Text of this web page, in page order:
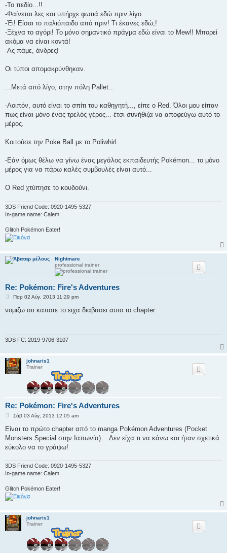
-Το πεδίο...!!
-Φαίνεται λες και υπήρχε φωτιά εδώ πριν λίγο...
-Έι! Είσαι το παλιόπαιδο από πριν! Τι έκανες εδώ;!
-Ξέχνα το αγόρι! Το μόνο σημαντικό πράγμα εδώ είναι το Mew!! Μπορεί
ακόμα να είναι κοντά!
-Ας πάμε, άνδρες!
Οι τύποι απομακρύνθηκαν.
...Μετά από λίγο, στην πόλη Pallet...
-Λοιπόν, αυτό είναι το σπίτι του καθηγητή..., είπε ο Red. Όλοι μου είπαν
πως είναι μόνο ένας τρελός γέρος... έτσι συνήθιζα να αποφεύγω αυτό το
μέρος.
Κοιτούσε την Poke Ball με το Poliwhirl.
-Εάν όμως θέλω να γίνω ένας μεγάλος εκπαιδευτής Pokémon... το μόνο
μέρος για να πάρω καλές συμβουλές είναι αυτό...
O Red χτύπησε το κουδούνι.
3DS Friend Code: 0920-1495-5327
In-game name: Calem
Glitch Pokémon Eater!
Nightmare
professional trainer
Re: Pokémon: Fire's Adventures
Δ
μ
ο
υ
Παρ 02 Αύγ, 2013 11:29 pm
νομιζω οτι καποτε το ειχα διαβασει αυτο το chapter
3DS FC: 2019-9706-3107
johnaris1
Trainer
Re: Pokémon: Fire's Adventures
Δ
μ
σ
ί
σ
Σάβ 03 Αύγ, 2013 12:05 am
Είναι το πρώτο chapter από το manga Pokémon Adventures (Pocket
Monsters Special στην Ιαπωνία)... Δεν είχα τι να κάνω και ήταν σχετικά
εύκολο να το γράψω!
3DS Friend Code: 0920-1495-5327
In-game name: Calem
Glitch Pokémon Eater!
johnaris1
Trainer